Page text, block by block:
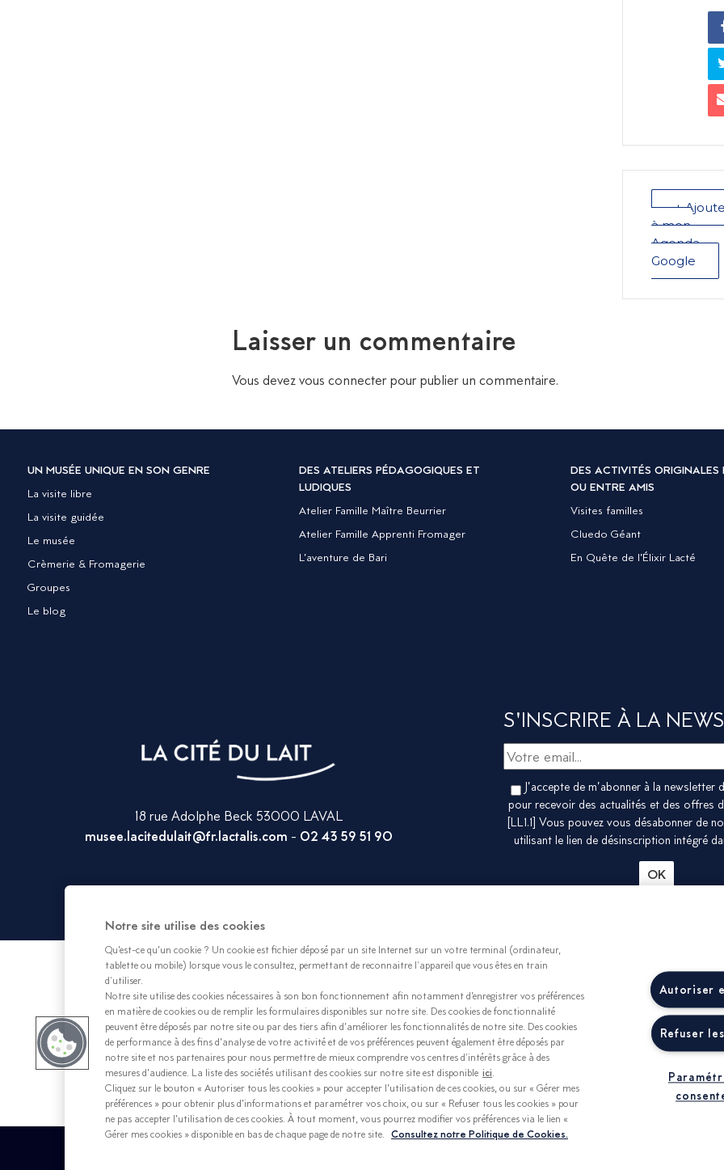
+
à mon
Agenda
Google
Laisser un commentaire
Vous devez vous connecter pour publier un commentaire.
UN MUSÉE UNIQUE EN SON GENRE
La visite libre
La visite guidée
Le musée
Crèmerie & Fromagerie
Groupes
Le blog
DES ATELIERS PÉDAGOGIQUES ET
LUDIQUES
Atelier Famille Maître Beurrier
Atelier Famille Apprenti Fromager
L’aventure de Bari
DES ACTIVITÉS ORIGINALES
OU ENTRE AMIS
Visites familles
Cluedo Géant
En Quête de l’Élixir Lacté
18 rue Adolphe Beck 53000 LAVAL
musee.lacitedulait@fr.lactalis.com - 02 43 59 51 90
S'INSCRIRE À LA
J’accepte de m’abonner à la newsletter
pour recevoir des actualités et des offres
[LL1.1] Vous pouvez vous désabonner de
utilisant le lien de désinscription intégré
Notre site utilise des cookies
Qu’est-ce qu’un cookie ? Un cookie est fichier déposé par un site Internet sur un votre terminal (ordinateur,
tablette ou mobile) lorsque vous le consultez, permettant de reconnaitre l'appareil que vous êtes en train
d'utiliser.
Notre site utilise des cookies nécessaires à son bon fonctionnement afin notamment d’enregistrer vos préférences
en matière de cookies ou de remplir les formulaires disponibles sur notre site. Des cookies de fonctionnalité
peuvent être déposés par notre site ou par des tiers afin d’améliorer les fonctionnalités de notre site. Des cookies
de performance à des fins d’analyse de votre activité et de vos préférences peuvent également être déposés par
notre site et nos partenaires pour nous permettre de mieux comprendre vos centres d'intérêts grâce à des
mesures d’audience. La liste des sociétés utilisant des cookies sur notre site est disponible ici.
Cliquez sur le bouton « Autoriser tous les cookies » pour accepter l’utilisation de ces cookies, ou sur « Gérer mes
préférences » pour obtenir plus d’informations et paramétrer vos choix, ou sur « Refuser tous les cookies » pour
ne pas accepter l’utilisation de ces cookies. À tout moment, vous pourrez modifier vos préférences via le lien «
Gérer mes cookies » disponible en bas de chaque page de notre site. Consultez notre Politique de Cookies.
Autoriser
Refuser